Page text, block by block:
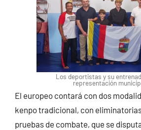
Los deportistas y su
representación
El europeo contará con dos
kenpo tradicional, con
pruebas de combate, que se